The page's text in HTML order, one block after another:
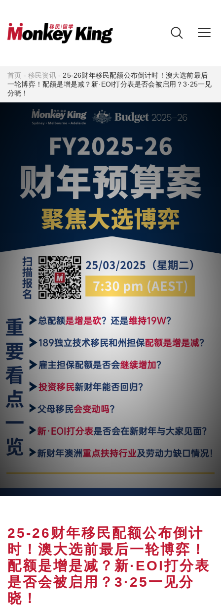
首页 -移民资讯- 25-26财年移民配额公布倒计时！澳大选前最后
一轮博弈！配额是增是减？新·EOI打分表是否会被启用？3·25一见
分晓！
25-26财年移民配额公布倒计
时！澳大选前最后一轮博弈！
配额是增是减？新·EOI打分表
是否会被启用？3·25一见分
晓！